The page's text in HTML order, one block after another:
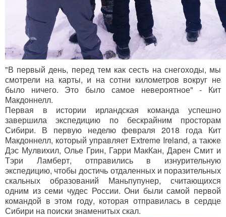
"В первый день, перед тем как сесть на снегоходы, мы
смотрели на карты, и на сотни километров вокруг не
было ничего. Это было самое невероятное" - Кит
Макдоннелл.
Первая в истории ирландская команда успешно
завершила экспедицию по бескрайним просторам
Сибири. В первую неделю февраля 2018 года Кит
Макдоннелл, который управляет Extreme Ireland, а также
Дэс Мулвихил, Олье Грин, Гарри МакКан, Дарен Смит и
Тэри Ламберт, отправились в изнурительную
экспедицию, чтобы достичь отдаленных и поразительных
скальных образований Маньпупунер, считающихся
одним из семи чудес России. Они были самой первой
командой в этом году, которая отправилась в сердце
Сибири на поиски знаменитых скал.